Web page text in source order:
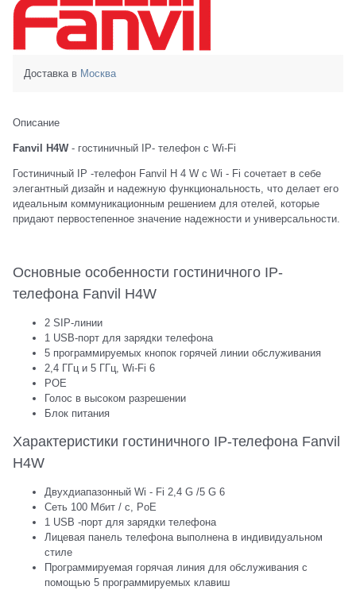
Доставка в Москва
Описание
Fanvil H4W - гостиничный IP- телефон с Wi-Fi
Гостиничный IP -телефон Fanvil H 4 W с Wi - Fi сочетает в себе
элегантный дизайн и надежную функциональность, что делает его
идеальным коммуникационным решением для отелей, которые
придают первостепенное значение надежности и универсальности.
Основные особенности гостиничного IP-
телефона Fanvil H4W
2 SIP-линии
1 USB-порт для зарядки телефона
5 программируемых кнопок горячей линии обслуживания
2,4 ГГц и 5 ГГц, Wi-Fi 6
POE
Голос в высоком разрешении
Блок питания
Характеристики гостиничного IP-телефона Fanvil
H4W
Двухдиапазонный Wi - Fi 2,4 G /5 G 6
Сеть 100 Мбит / с, PoE
1 USB -порт для зарядки телефона
Лицевая панель телефона выполнена в индивидуальном
стиле
Программируемая горячая линия для обслуживания с
помощью 5 программируемых клавиш